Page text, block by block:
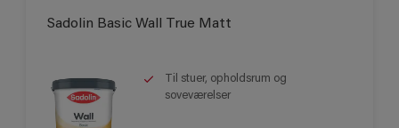
Sadolin Basic Wall True Matt
Til stuer, opholdsrum og
soveværelser